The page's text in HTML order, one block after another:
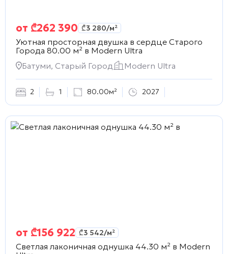
от ₾262 390 ₾3 280/м²
Уютная просторная двушка в сердце Старого
Города 80.00 м² в Modern Ultra
Батуми, Старый Город
Modern Ultra
2 1 80.00м² 2027
от ₾156 922 ₾3 542/м²
Светлая лаконичная однушка 44.30 м² в Modern